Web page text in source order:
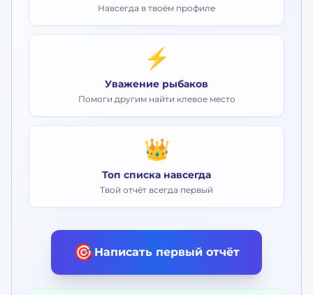
Навсегда в твоём профиле
⚡
Уважение рыбаков
Помоги другим найти клевое место
👑
Топ списка навсегда
Твой отчёт всегда первый
🎯Написать первый отчёт